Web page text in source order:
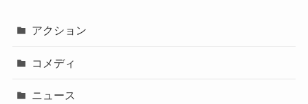
アクション
コメディ
ニュース